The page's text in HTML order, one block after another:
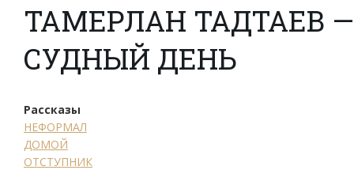
ТАМЕРЛАН ТАДТАЕВ —
СУДНЫЙ ДЕНЬ
Рассказы
НЕФОРМАЛ
ДОМОЙ
ОТСТУПНИК